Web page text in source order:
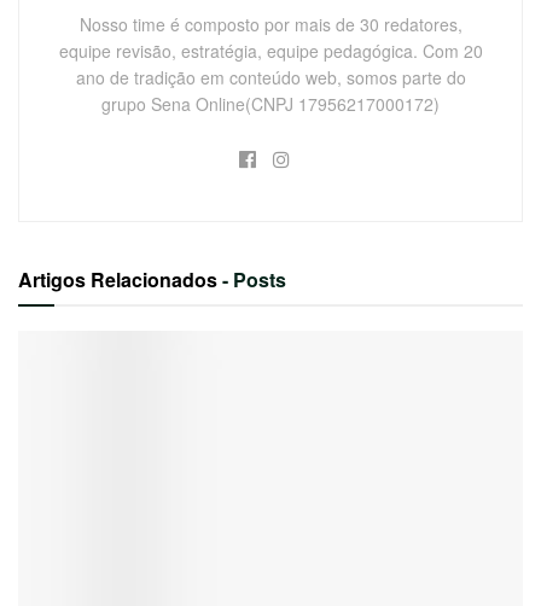
Nosso time é composto por mais de 30 redatores,
equipe revisão, estratégia, equipe pedagógica. Com 20
ano de tradição em conteúdo web, somos parte do
grupo Sena Online(CNPJ 17956217000172)
Artigos Relacionados- Posts